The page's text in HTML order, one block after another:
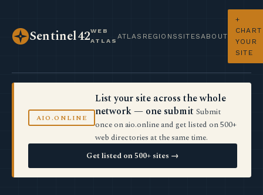
Sentinel42WEB
ATLAS
ATLAS REGIONS SITES ABOUT
+
CHART
YOUR
SITE
AIO.ONLINE
List your site across the whole
network — one submit Submit
once on aio.online and get listed on 500+
web directories at the same time.
Get listed on 500+ sites →